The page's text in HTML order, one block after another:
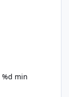
%d min